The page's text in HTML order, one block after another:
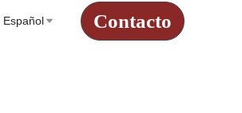
Español Contacto